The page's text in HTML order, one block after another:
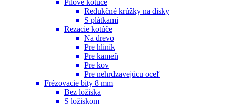
Redukčné krúžky na disky
S plátkami
Rezacie kotúče
Na drevo
Pre hliník
Pre kameň
Pre kov
Pre nehrdzavejúcu oceľ
Frézovacie bity 8 mm
Bez ložiska
S ložiskom